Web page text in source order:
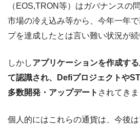
（EOS,TRON等）はガバナンスの
市場の冷え込み等から、今年一年
プを達成したとは言い難い状況が続
しかしアプリケーションを作成す
て認識され、Defiプロジェクトや
多数開発・アップデート されてきま
個人的にはこれらの通貨は、今後